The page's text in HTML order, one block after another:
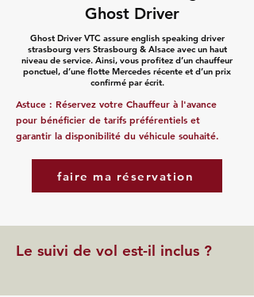
Ghost Driver
Ghost Driver VTC assure english speaking driver
strasbourg vers Strasbourg & Alsace avec un haut
niveau de service. Ainsi, vous profitez d’un chauffeur
ponctuel, d’une flotte Mercedes récente et d’un prix
confirmé par écrit.
Astuce : Réservez votre Chauffeur à l'avance
pour bénéficier de tarifs préférentiels et
garantir la disponibilité du véhicule souhaité.
faire ma réservation
Le suivi de vol est-il inclus ?